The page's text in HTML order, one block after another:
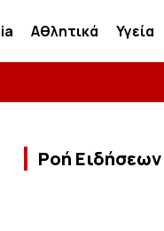
Αθλητικά Υγεία
Ροή Ειδήσεων